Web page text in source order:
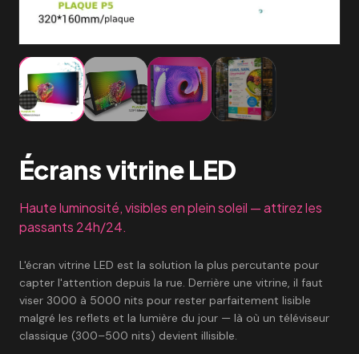
Écrans vitrine LED
Haute luminosité, visibles en plein soleil — attirez les
passants 24h/24.
L'écran vitrine LED est la solution la plus percutante pour
capter l'attention depuis la rue. Derrière une vitrine, il faut
viser 3000 à 5000 nits pour rester parfaitement lisible
malgré les reflets et la lumière du jour — là où un téléviseur
classique (300–500 nits) devient illisible.